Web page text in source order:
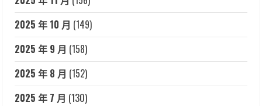
2025 年 10 月 (149)
2025 年 9 月 (158)
2025 年 8 月 (152)
2025 年 7 月 (130)